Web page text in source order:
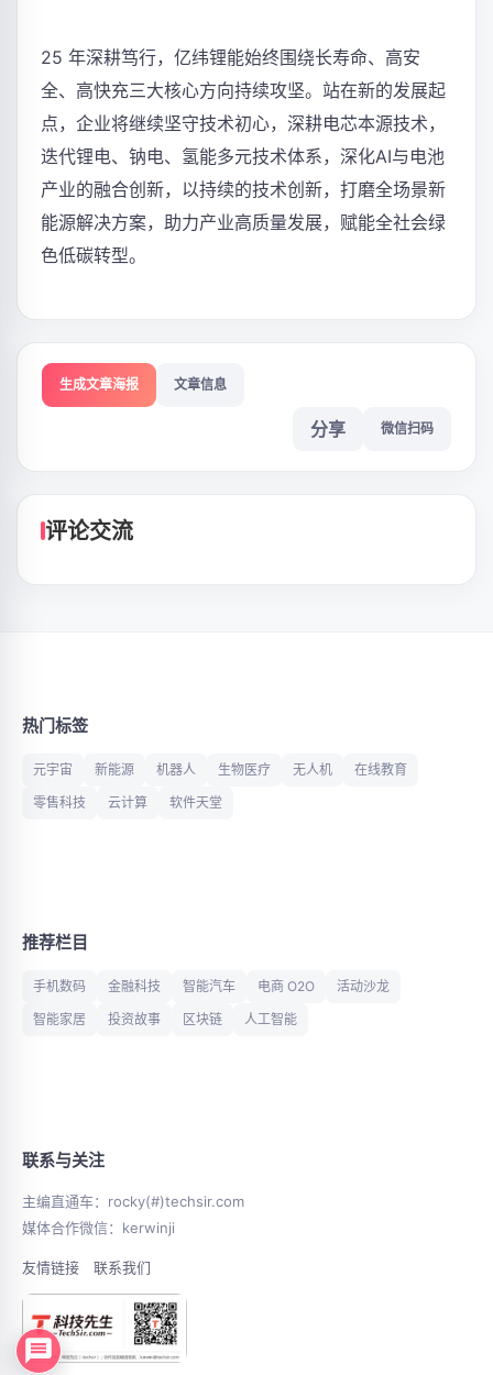
25 年深耕笃行，亿纬锂能始终围绕长寿命、高安
全、高快充三大核心方向持续攻坚。站在新的发展起
点，企业将继续坚守技术初心，深耕电芯本源技术，
迭代锂电、钠电、氢能多元技术体系，深化AI与电池
产业的融合创新，以持续的技术创新，打磨全场景新
能源解决方案，助力产业高质量发展，赋能全社会绿
色低碳转型。
生成文章海报 文章信息
分享 微信扫码
评论交流
热门标签
元宇宙 新能源 机器人 生物医疗 无人机
在线教育
零售科技
云计算 软件天堂
推荐栏目
手机数码 金融科技 智能汽车 电商 O2O
活动沙龙
智能家居
投资故事 区块链 人工智能
联系与关注
主编直通车：rocky(#)techsir.com
媒体合作微信：kerwinji
友情链接 联系我们